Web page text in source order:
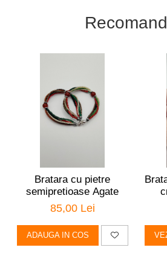
Bratara cu pietre
semipretioase Agate
85,00 Lei
ADAUGA IN COS